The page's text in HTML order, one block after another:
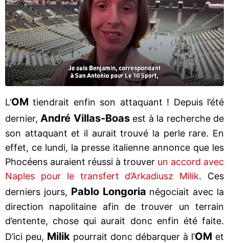
L’OM tiendrait enfin son attaquant ! Depuis l’été
dernier, André Villas-Boasest à la recherche de
son attaquant et il aurait trouvé la perle rare. En
effet, ce lundi, la presse italienne annonce que les
Phocéens auraient réussi à trouver un accord avec
Naples pour le transfert d’Arkadiusz Milik. Ces
derniers jours, Pablo Longoria négociait avec la
direction napolitaine afin de trouver un terrain
d’entente, chose qui aurait donc enfin été faite.
D’ici peu, Milik pourrait donc débarquer à l’OM et